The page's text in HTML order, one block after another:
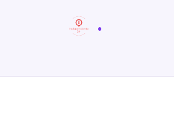
.